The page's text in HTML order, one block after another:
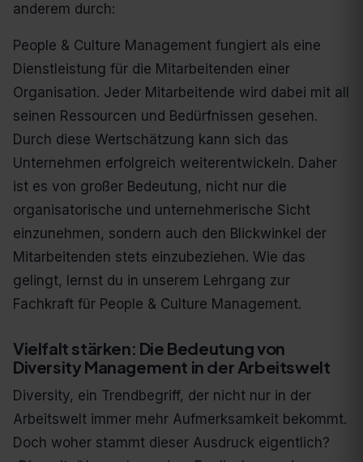
anderem durch:
People & Culture Management fungiert als eine
Dienstleistung für die Mitarbeitenden einer
Organisation. Jeder Mitarbeitende wird dabei mit all
seinen Ressourcen und Bedürfnissen gesehen.
Durch diese Wertschätzung kann sich das
Unternehmen erfolgreich weiterentwickeln. Daher
ist es von großer Bedeutung, nicht nur die
organisatorische und unternehmerische Sicht
einzunehmen, sondern auch den Blickwinkel der
Mitarbeitenden stets einzubeziehen. Wie das
gelingt, lernst du in unserem Lehrgang zur
Fachkraft für People & Culture Management.
Vielfalt stärken: Die Bedeutung von
Diversity Management in der Arbeitswelt
Diversity, ein Trendbegriff, der nicht nur in der
Arbeitswelt immer mehr Aufmerksamkeit bekommt.
Doch woher stammt dieser Ausdruck eigentlich?